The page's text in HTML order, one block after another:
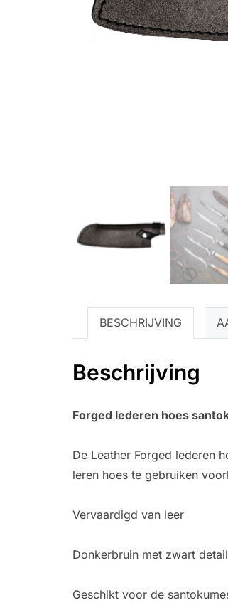
BESCHRIJVING
Beschrijving
Forged lederen hoes
De Leather Forged lederen
leren hoes te gebruiken
Vervaardigd van leer
Donkerbruin met zwart detail
Geschikt voor de